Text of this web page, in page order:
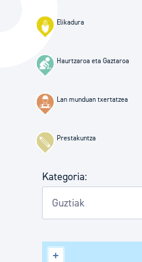
Hiria orain
Hiria ezagutu
Etorkizuneko hiria
Elikadura
Haurtzaroa eta Gaztaroa
Lan munduan txertatzea
Prestakuntza
Kategoria:
+